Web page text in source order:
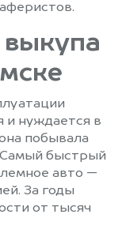
выкупа
и нуждается в
побывала
Самый быстрый
авто —
За годы
от тысяч